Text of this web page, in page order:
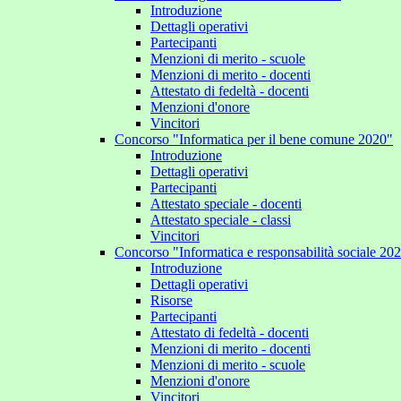
Introduzione
Dettagli operativi
Partecipanti
Menzioni di merito - scuole
Menzioni di merito - docenti
Attestato di fedeltà - docenti
Menzioni d'onore
Vincitori
Concorso "Informatica per il bene comune 2020"
Introduzione
Dettagli operativi
Partecipanti
Attestato speciale - docenti
Attestato speciale - classi
Vincitori
Concorso "Informatica e responsabilità sociale
Introduzione
Dettagli operativi
Risorse
Partecipanti
Attestato di fedeltà - docenti
Menzioni di merito - docenti
Menzioni di merito - scuole
Menzioni d'onore
Vincitori